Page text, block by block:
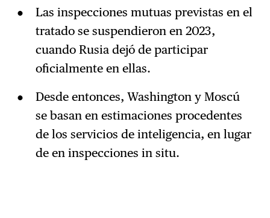
Las inspecciones mutuas previstas en el
tratado se suspendieron en 2023,
cuando Rusia dejó de participar
oficialmente en ellas.
Desde entonces, Washington y Moscú
se basan en estimaciones procedentes
de los servicios de inteligencia, en lugar
de en inspecciones in situ.